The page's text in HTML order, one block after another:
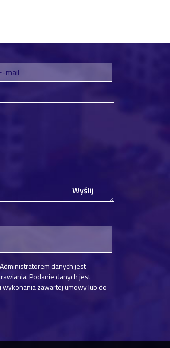
Wyślij
danych jest
Podanie danych jest
zawartej umowy lub do